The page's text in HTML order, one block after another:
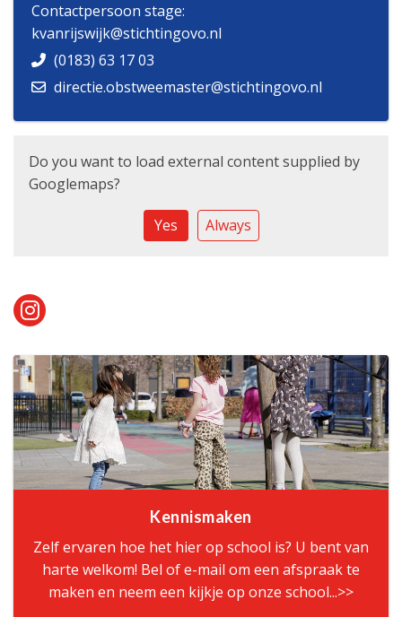
Contactpersoon stage:
kvanrijswijk@stichtingovo.nl
(0183) 63 17 03
directie.obstweemaster@stichtingovo.nl
Do you want to load external content supplied by
Googlemaps?
Yes Always
Kennismaken
Zelf ervaren hoe het hier op school is? U bent van
harte welkom! Bel of e-mail om een afspraak te
maken en neem een kijkje op onze school...>>